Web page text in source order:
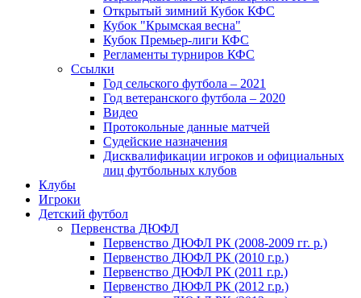
Открытый зимний Кубок КФС
Кубок "Крымская весна"
Кубок Премьер-лиги КФС
Регламенты турниров КФС
Ссылки
Год сельского футбола – 2021
Год ветеранского футбола – 2020
Видео
Протокольные данные матчей
Судейские назначения
Дисквалификации игроков и официальных
лиц футбольных клубов
Клубы
Игроки
Детский футбол
Первенства ДЮФЛ
Первенство ДЮФЛ РК (2008-2009 гг. р.)
Первенство ДЮФЛ РК (2010 г.р.)
Первенство ДЮФЛ РК (2011 г.р.)
Первенство ДЮФЛ РК (2012 г.р.)